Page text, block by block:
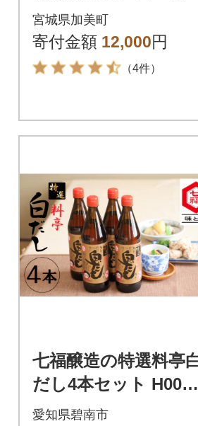
分)
宮城県加美町
寄付金額 12,000円
（4件）
七福醸造の特選料亭
だし4本セット H001-
088
愛知県碧南市